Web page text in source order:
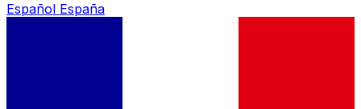
Español España